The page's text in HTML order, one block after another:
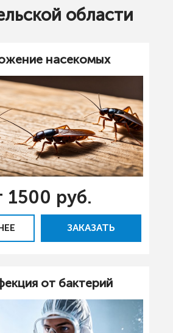
области
насекомых
1500 руб.
ЗАКАЗАТЬ
от бактерий